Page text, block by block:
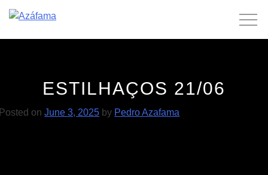
ESTILHAÇOS 21/06
onJune 3, 2025 by Pedro Azafama